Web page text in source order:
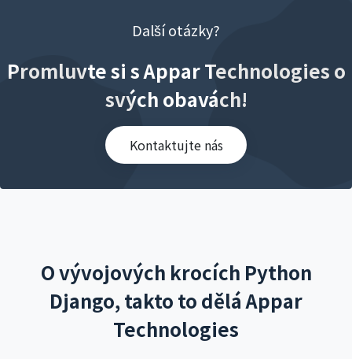
Další otázky?
Promluvte si s Appar Technologies o
svých obavách!
Kontaktujte nás
O vývojových krocích Python
Django, takto to dělá Appar
Technologies